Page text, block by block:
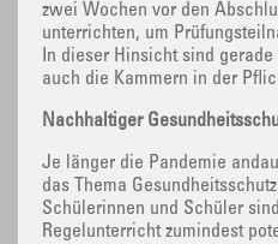
zwei Wochen vor den
unterrichten, um
In dieser Hinsicht sind
auch die Kammern in der
Nachhaltiger
Je länger die Pandemie
das Thema
Schülerinnen und Schüler
Regelunterricht zumindest